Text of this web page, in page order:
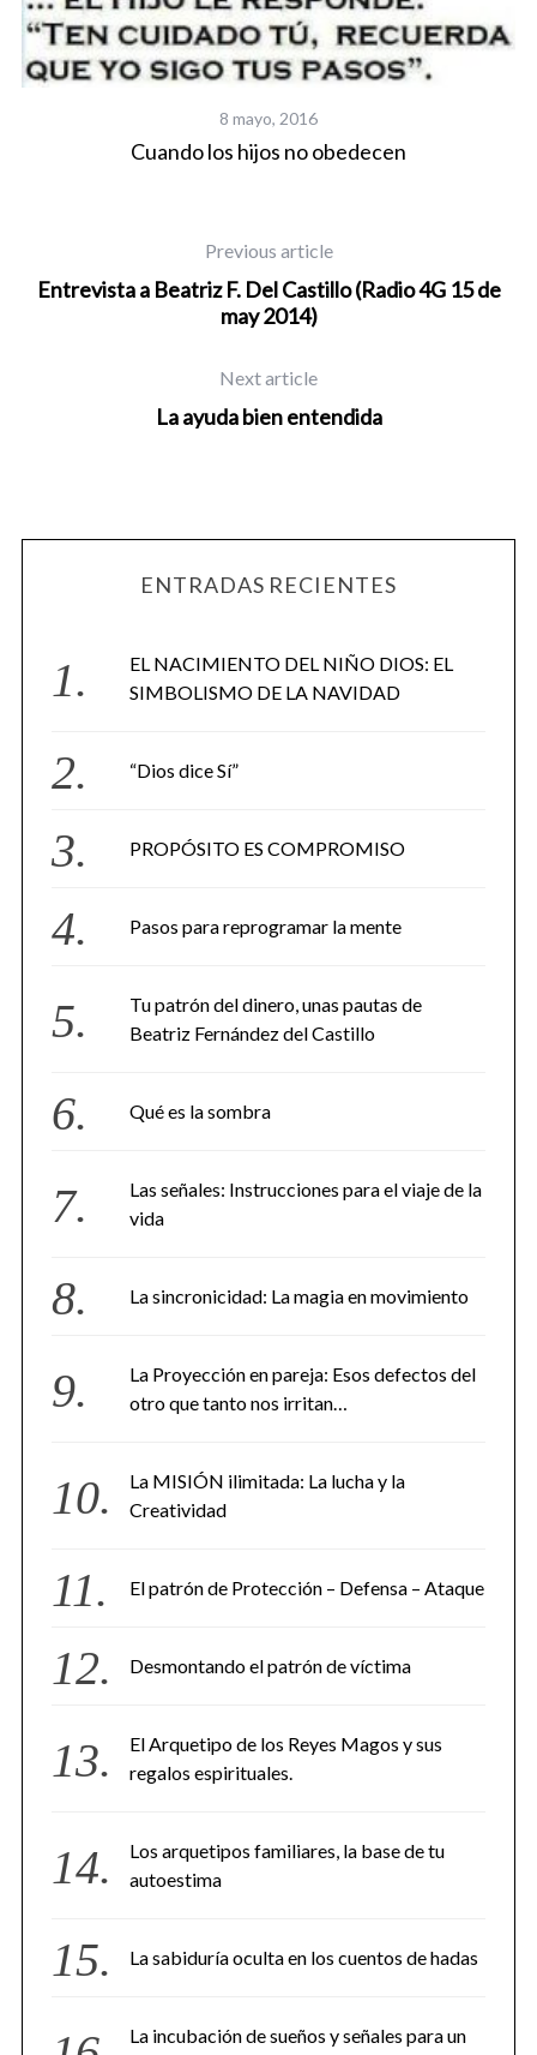
8 mayo, 2016
Cuando los hijos no obedecen
Previous article
Entrevista a Beatriz F. Del Castillo (Radio 4G 15 de
may 2014)
Next article
La ayuda bien entendida
ENTRADAS RECIENTES
EL NACIMIENTO DEL NIÑO DIOS: EL
SIMBOLISMO DE LA NAVIDAD
“Dios dice Sí”
PROPÓSITO ES COMPROMISO
Pasos para reprogramar la mente
Tu patrón del dinero, unas pautas de
Beatriz Fernández del Castillo
Qué es la sombra
Las señales: Instrucciones para el viaje de la
vida
La sincronicidad: La magia en movimiento
La Proyección en pareja: Esos defectos del
otro que tanto nos irritan…
La MISIÓN ilimitada: La lucha y la
Creatividad
El patrón de Protección – Defensa – Ataque
Desmontando el patrón de víctima
El Arquetipo de los Reyes Magos y sus
regalos espirituales.
Los arquetipos familiares, la base de tu
autoestima
La sabiduría oculta en los cuentos de hadas
La incubación de sueños y señales para un